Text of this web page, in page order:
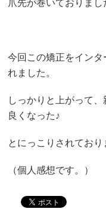
爪先が巻いておりまし
今回この矯正をイン
れました。
しっかりと上がって
良くなった♪
とにっこりされており
（個人感想です。）